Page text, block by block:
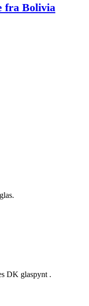
fra Bolivia
DK glaspynt .